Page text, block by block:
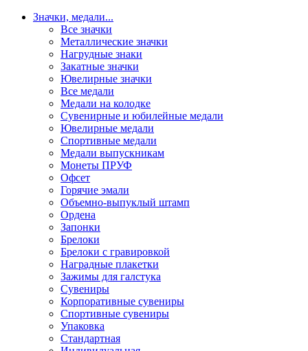
Значки, медали...
Все значки
Металлические значки
Нагрудные знаки
Закатные значки
Ювелирные значки
Все медали
Медали на колодке
Сувенирные и юбилейные медали
Ювелирные медали
Спортивные медали
Медали выпускникам
Монеты ПРУФ
Офсет
Горячие эмали
Объемно-выпуклый штамп
Ордена
Запонки
Брелоки
Брелоки с гравировкой
Наградные плакетки
Зажимы для галстука
Сувениры
Корпоративные сувениры
Спортивные сувениры
Упаковка
Стандартная